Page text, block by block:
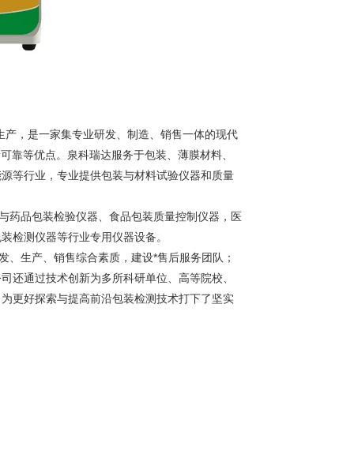
，是一家集专业研发、制造、销售一体的现代
靠等优点。泉科瑞达服务于包装、薄膜材料、
等行业，专业提供包装与材料试验仪器和质量
药品包装检验仪器、食品包装质量控制仪器，医
检测仪器等行业专用仪器设备。
生产、销售综合素质，建设*售后服务团队；
还通过技术创新为多所科研单位、高等院校、
更好探索与提高前沿包装检测技术打下了坚实